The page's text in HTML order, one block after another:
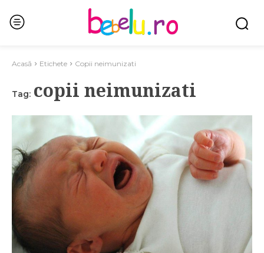
Acasă Etichete Copii neimunizati
Tag: copii neimunizati